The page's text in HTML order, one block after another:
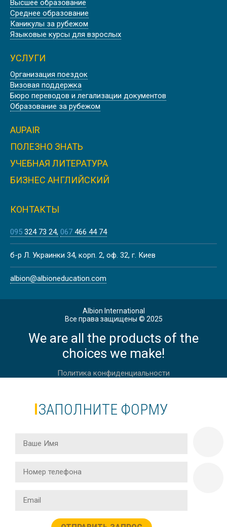
Высшее образование
Среднее образование
Каникулы за рубежом
Языковые курсы для взрослых
УСЛУГИ
Организация поездок
Визовая поддержка
Бюро переводов и легализации документов
Образование за рубежом
AUPAIR
ПОЛЕЗНО ЗНАТЬ
УЧЕБНАЯ ЛИТЕРАТУРА
БИЗНЕС АНГЛИЙСКИЙ
КОНТАКТЫ
095 324 73 24 067 466 44 74
б-р Л. Украинки 34, корп. 2, оф. 32, г. Киев
albion@albioneducation.com
Albion International
Все права защищены © 2025
We are all the products of the
choices we make!
Политика конфиденциальности
ЗАПОЛНИТЕ ФОРМУ